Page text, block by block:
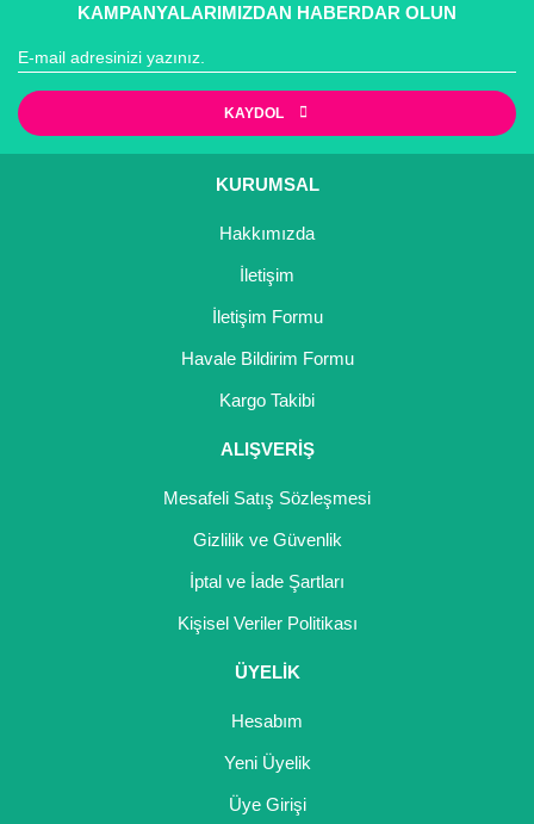
KAMPANYALARIMIZDAN HABERDAR OLUN
KAYDOL
KURUMSAL
Hakkımızda
İletişim
İletişim Formu
Havale Bildirim Formu
Kargo Takibi
ALIŞVERİŞ
Mesafeli Satış Sözleşmesi
Gizlilik ve Güvenlik
İptal ve İade Şartları
Kişisel Veriler Politikası
ÜYELİK
Hesabım
Yeni Üyelik
Üye Girişi